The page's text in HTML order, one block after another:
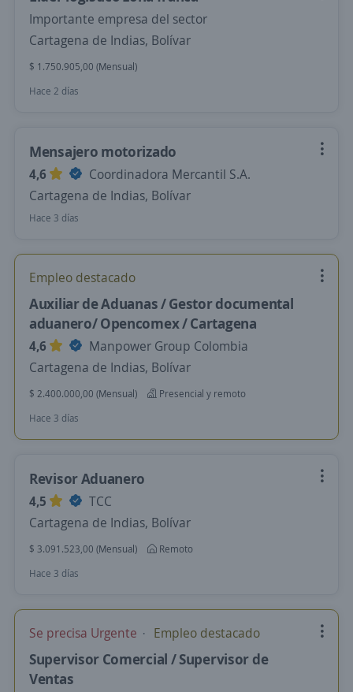
Importante empresa del sector
Cartagena de Indias, Bolívar
$ 1.750.905,00 (Mensual)
Hace 2 días
Mensajero motorizado
4,6
Coordinadora Mercantil S.A.
Cartagena de Indias, Bolívar
Hace 3 días
Empleo destacado
Auxiliar de Aduanas / Gestor documental
aduanero/ Opencomex / Cartagena
4,6
Manpower Group Colombia
Cartagena de Indias, Bolívar
$ 2.400.000,00 (Mensual)
Presencial y remoto
Hace 3 días
Revisor Aduanero
4,5
TCC
Cartagena de Indias, Bolívar
$ 3.091.523,00 (Mensual)
Remoto
Hace 3 días
Se precisa Urgente Empleo destacado
Supervisor Comercial / Supervisor de
Ventas